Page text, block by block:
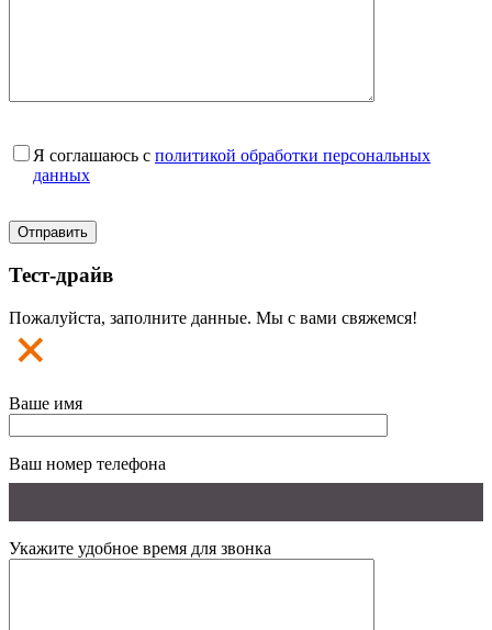
Я соглашаюсь с политикой обработки персональных
данных
Тест-драйв
Пожалуйста, заполните данные. Мы с вами свяжемся!
Ваше имя
Ваш номер телефона
Укажите удобное время для звонка